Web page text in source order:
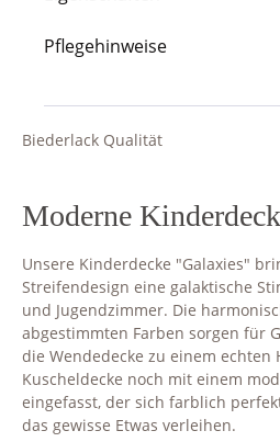
Pflegehinweise
Biederlack Qualität
Moderne
Unsere Kinderdecke "Galaxies"
Streifendesign eine galaktische
und Jugendzimmer. Die
abgestimmten Farben sorgen für
die Wendedecke zu einem
Kuscheldecke noch mit einem
eingefasst, der sich farblich
das gewisse Etwas verleihen.